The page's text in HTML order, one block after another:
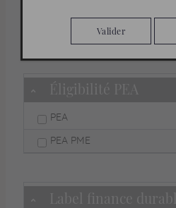
Long terme
Masquer
Éligibilité PEA
PEA
PEA PME
Masquer
Label finance
Valider